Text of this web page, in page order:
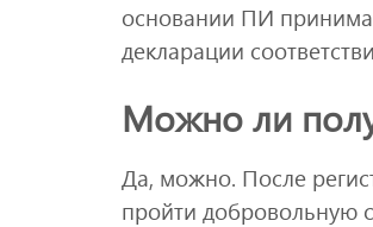
основании ПИ
декларации
Можно ли
Да, можно. После
пройти добровольную